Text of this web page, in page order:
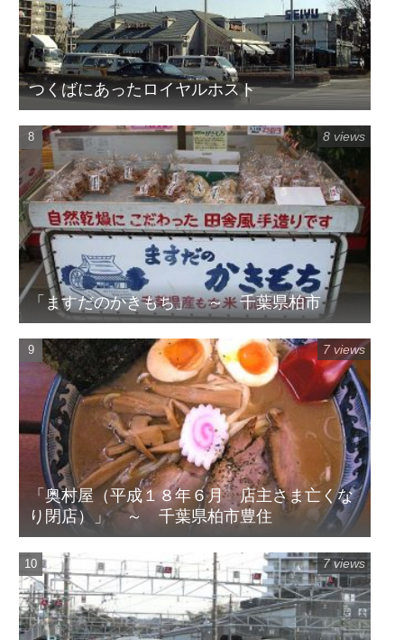
つくばにあったロイヤルホスト
「ますだのかきもち」 ～ 千葉県柏市
8 views
「奥村屋（平成１８年６月 店主さま亡くな
り閉店）」 ～ 千葉県柏市豊住
7 views
7 views